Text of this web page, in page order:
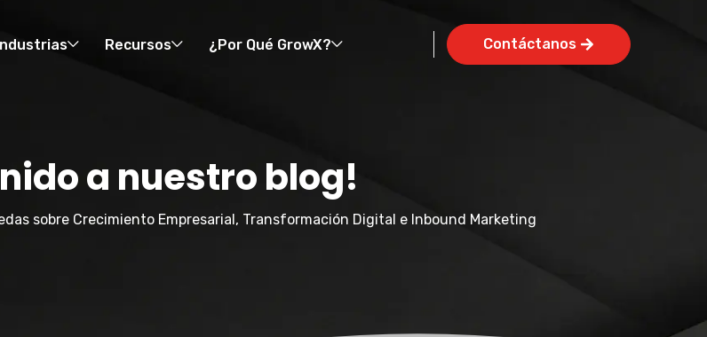
Recursos ¿Por Qué GrowX? Contáctanos
a nuestro blog!
sobre Crecimiento Empresarial, Transformación Digital e Inbound Marketing